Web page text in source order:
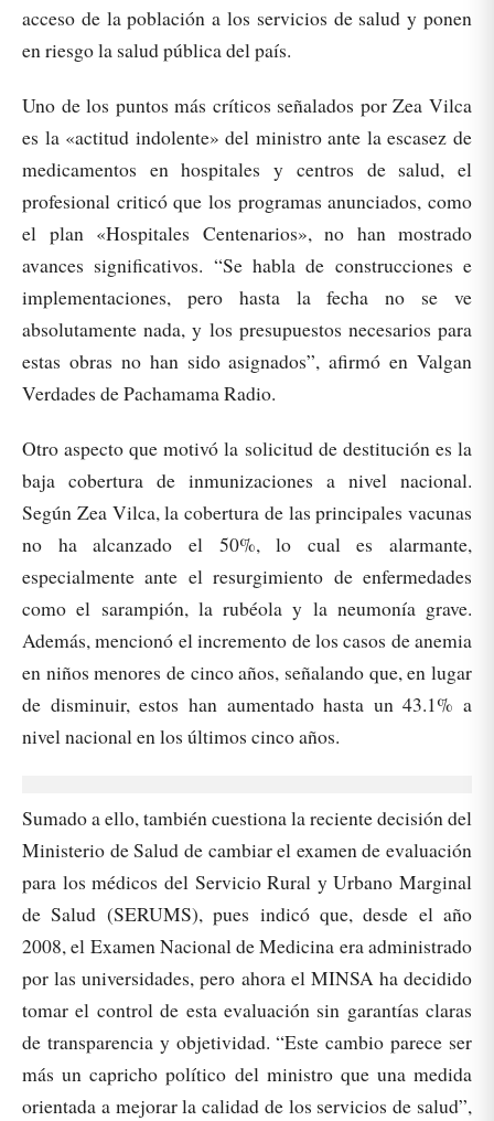
acceso de la población a los servicios de salud y ponen
en riesgo la salud pública del país.
Uno de los puntos más críticos señalados por Zea Vilca
es la «actitud indolente» del ministro ante la escasez de
medicamentos en hospitales y centros de salud, el
profesional criticó que los programas anunciados, como
el plan «Hospitales Centenarios», no han mostrado
avances significativos. “Se habla de construcciones e
implementaciones, pero hasta la fecha no se ve
absolutamente nada, y los presupuestos necesarios para
estas obras no han sido asignados”, afirmó en Valgan
Verdades de Pachamama Radio.
Otro aspecto que motivó la solicitud de destitución es la
baja cobertura de inmunizaciones a nivel nacional.
Según Zea Vilca, la cobertura de las principales vacunas
no ha alcanzado el 50%, lo cual es alarmante,
especialmente ante el resurgimiento de enfermedades
como el sarampión, la rubéola y la neumonía grave.
Además, mencionó el incremento de los casos de anemia
en niños menores de cinco años, señalando que, en lugar
de disminuir, estos han aumentado hasta un 43.1% a
nivel nacional en los últimos cinco años.
Sumado a ello, también cuestiona la reciente decisión del
Ministerio de Salud de cambiar el examen de evaluación
para los médicos del Servicio Rural y Urbano Marginal
de Salud (SERUMS), pues indicó que, desde el año
2008, el Examen Nacional de Medicina era administrado
por las universidades, pero ahora el MINSA ha decidido
tomar el control de esta evaluación sin garantías claras
de transparencia y objetividad. “Este cambio parece ser
más un capricho político del ministro que una medida
orientada a mejorar la calidad de los servicios de salud”,